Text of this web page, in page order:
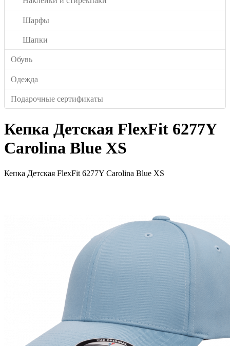
Шарфы
Шапки
Обувь
Одежда
Подарочные сертификаты
Кепка Детская FlexFit 6277Y
Carolina Blue XS
Кепка Детская FlexFit 6277Y Carolina Blue XS